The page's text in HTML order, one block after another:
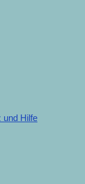
und Hilfe